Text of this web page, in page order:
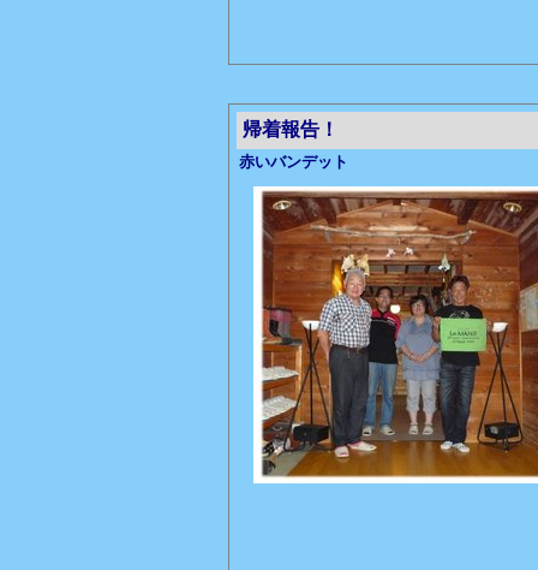
帰着報告！
赤いバンデット